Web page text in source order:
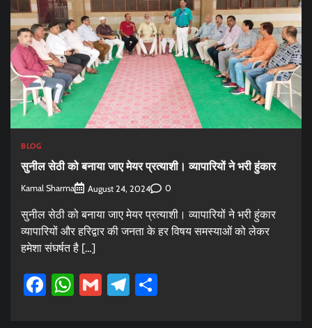
BLOG
सुनील सेठी को बनाया जाए मेयर प्रत्याशी। व्यापारियों ने भरी हुंकार
Kamal Sharma August 24, 2024 0
सुनील सेठी को बनाया जाए मेयर प्रत्याशी। व्यापारियों ने भरी हुंकार
व्यापारियों और हरिद्वार की जनता के हर विषय समस्याओं को लेकर
हमेशा संघर्षत है […]
Facebook
WhatsApp
GmailTelegram